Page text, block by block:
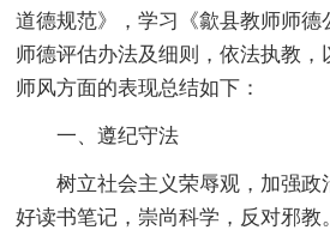
道德规范》，学习《歙县教师师德
师德评估办法及细则，依法执教，
师风方面的表现总结如下：
一、遵纪守法
树立社会主义荣辱观，加强政
好读书笔记，崇尚科学，反对邪教